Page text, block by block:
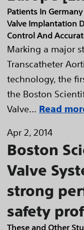
Patients In
Valve Implantation
Control And
Marking a major
Transcatheter
technology, the
the Boston
Valve... Read
Apr 2, 2014
Boston
Valve
strong
safety
These and Other